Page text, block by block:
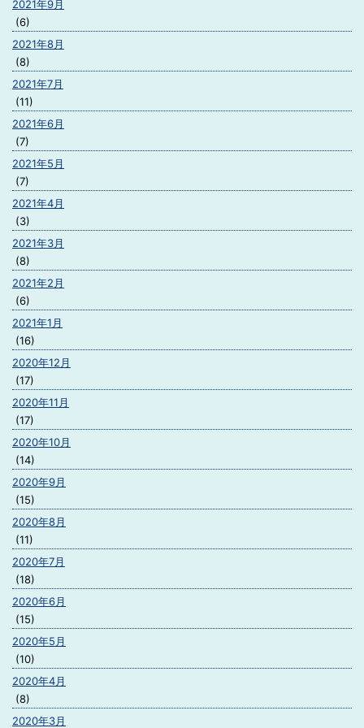
2021年9月
(6)
2021年8月
(8)
2021年7月
(11)
2021年6月
(7)
2021年5月
(7)
2021年4月
(3)
2021年3月
(8)
2021年2月
(6)
2021年1月
(16)
2020年12月
(17)
2020年11月
(17)
2020年10月
(14)
2020年9月
(15)
2020年8月
(11)
2020年7月
(18)
2020年6月
(15)
2020年5月
(10)
2020年4月
(8)
2020年3月